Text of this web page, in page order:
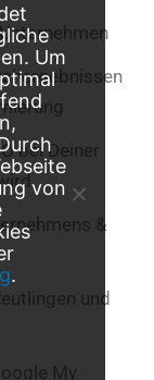
bei Deiner
&
und
My
Um
von
.